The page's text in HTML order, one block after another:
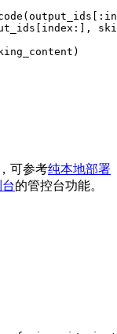
可参考纯本地部署
的管控台功能。